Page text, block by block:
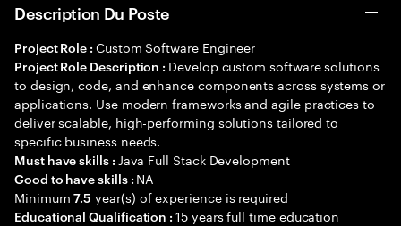
Description Du Poste
Project Role : Custom Software Engineer
Project Role Description : Develop custom software solutions
to design, code, and enhance components across systems or
applications. Use modern frameworks and agile practices to
deliver scalable, high-performing solutions tailored to
specific business needs.
Must have skills : Java Full Stack Development
Good to have skills : NA
Minimum7.5 year(s) of experience is required
Educational Qualification :15 years full time education